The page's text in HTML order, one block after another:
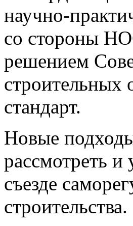
научно-
со стороны
решением
строительных
стандарт.
Новые подходы
рассмотреть
съезде
строительства.